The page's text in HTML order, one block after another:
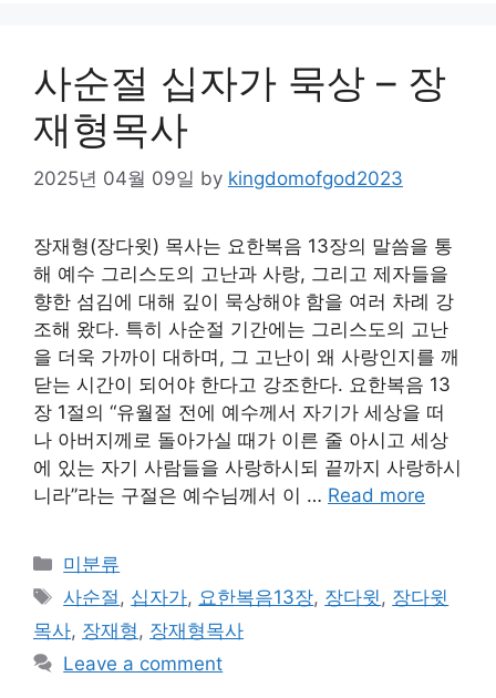
사순절 십자가 묵상 – 장
재형목사
2025년 04월 09일 by kingdomofgod2023
장재형(장다윗) 목사는 요한복음 13장의 말씀을 통
해 예수 그리스도의 고난과 사랑, 그리고 제자들을
향한 섬김에 대해 깊이 묵상해야 함을 여러 차례 강
조해 왔다. 특히 사순절 기간에는 그리스도의 고난
을 더욱 가까이 대하며, 그 고난이 왜 사랑인지를 깨
닫는 시간이 되어야 한다고 강조한다. 요한복음 13
장 1절의 “유월절 전에 예수께서 자기가 세상을 떠
나 아버지께로 돌아가실 때가 이른 줄 아시고 세상
에 있는 자기 사람들을 사랑하시되 끝까지 사랑하시
니라”라는 구절은 예수님께서 이 … Read more
Categories
미분류
Tags
사순절 , 십자가, 요한복음13장, 장다윗 , 장다윗
목사, 장재형 , 장재형목사
Leave a comment